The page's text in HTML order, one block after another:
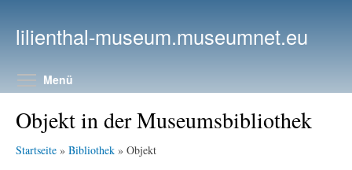
lilienthal-museum.museumnet.eu
Menü
Objekt in der Museumsbibliothek
Startseite » Bibliothek » Objekt